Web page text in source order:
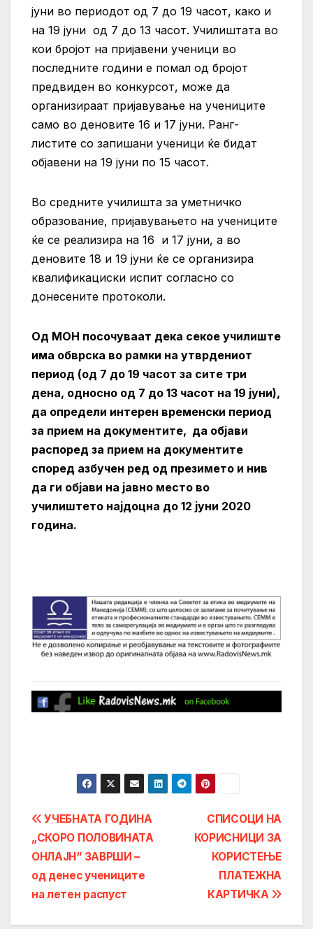
јуни во периодот од 7 до 19 часот, како и
на 19 јуни од 7 до 13 часот. Училиштата во
кои бројот на пријавени ученици во
последните години е помал од бројот
предвиден во конкурсот, може да
организираат пријавување на учениците
само во деновите 16 и 17 јуни. Ранг-
листите со запишани ученици ќе бидат
објавени на 19 јуни по 15 часот.
Во средните училишта за уметничко
образование, пријавувањето на учениците
ќе се реализира на 16 и 17 јуни, а во
деновите 18 и 19 јуни ќе се организира
квалификациски испит согласно со
донесените протоколи.
Од МОН посочуваат дека секое училиште
има обврска во рамки на утврдениот
период (од 7 до 19 часот за сите три
дена, односно од 7 до 13 часот на 19 јуни),
да определи интерен временски период
за прием на документите, да објави
распоред за прием на документите
според азбучен ред од презимето и нив
да ги објави на јавно место во
училиштето најдоцна до 12 јуни 2020
година.
Post
navigation
СПИСОЦИ НА
КОРИСНИЦИ ЗА
КОРИСТЕЊЕ
ПЛАТЕЖНА
КАРТИЧКА
УЧЕБНАТА ГОДИНА
„СКОРО ПОЛОВИНАТА
ОНЛАЈН“ ЗАВРШИ –
од денес учениците
на летен распуст